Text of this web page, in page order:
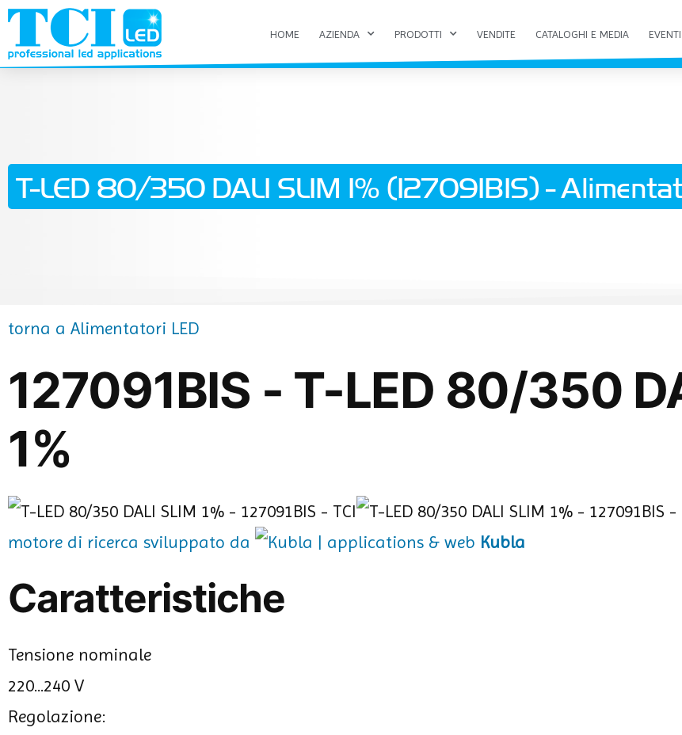
HOME AZIENDA PRODOTTI VENDITE CATALOGHI E MEDIA EVENTI
T-LED 80/350 DALI SLIM 1% (127091BIS) -
torna a Alimentatori LED
127091BIS - T-LED 80/350
1%
motore di ricerca sviluppato da Kubla
Caratteristiche
Tensione nominale
220...240 V
Regolazione: